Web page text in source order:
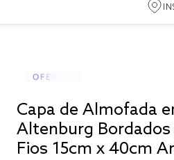
Capa de Almofada
Altenburg
Fios 15cm x 40cm
jogos cama
tencel